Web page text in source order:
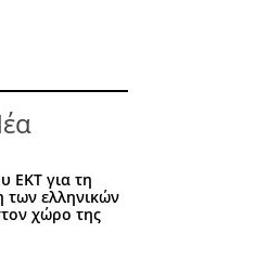
ΕΚΤ για τη
των ελληνικών
χώρο της